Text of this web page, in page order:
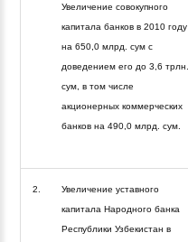
Увеличение совокупного
капитала банков в 2010 году
на 650,0 млрд. сум с
доведением его до 3,6 трлн.
сум, в том числе
акционерных коммерческих
банков на 490,0 млрд. сум.
2.
Увеличение уставного
капитала Народного банка
Республики Узбекистан в